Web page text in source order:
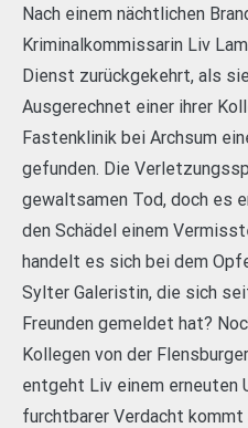
Nach einem nächtlichen
Kriminalkommissarin Liv
Dienst zurückgekehrt, als
Ausgerechnet einer ihrer
Fastenklinik bei Archsum
gefunden. Die
gewaltsamen Tod, doch es
den Schädel einem
handelt es sich bei dem
Sylter Galeristin, die sich
Freunden gemeldet hat?
Kollegen von der
entgeht Liv einem erneuten
furchtbarer Verdacht